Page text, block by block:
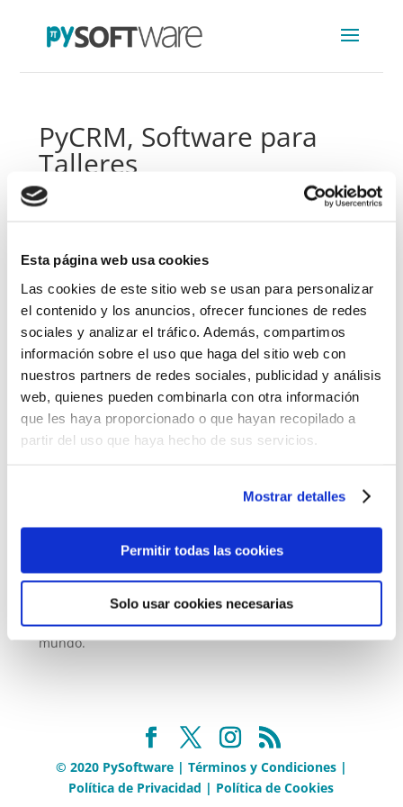
Esta página web usa cookies
Las cookies de este sitio web se usan para personalizar
el contenido y los anuncios, ofrecer funciones de redes
sociales y analizar el tráfico. Además, compartimos
información sobre el uso que haga del sitio web con
nuestros partners de redes sociales, publicidad y análisis
web, quienes pueden combinarla con otra información
que les haya proporcionado o que hayan recopilado a
partir del uso que haya hecho de sus servicios.
Mostrar detalles
Permitir todas las cookies
Solo usar cookies necesarias
PyCRM, Software para
Talleres
Estamos muy emocionados de presentar PyCRM, el
poder mostrar la evolución que ha tenido durante
estos últimos meses. Queremos facilitar el trabajo a
los talleres de reparación de todo el mundo y por eso
hemos decidido invertir nuestra experiencia como
técnicos para diseñar y desarrollar nuestro software
basándose en las necesidades que hemos ido
contemplando en todos estos años y por ello hoy
estamos aquí presentando el CRM mas sencillo con el
durante todo 2019para asegurarnos de hacer el
software mas completo, robusto y accesible del
mercado. Con vuestra ayuda podremos hacer de
PyCRM el programa líder de todos los talleres del
mundo.
© 2020 PySoftware | Términos y Condiciones|
Política de Privacidad | Política de Cookies